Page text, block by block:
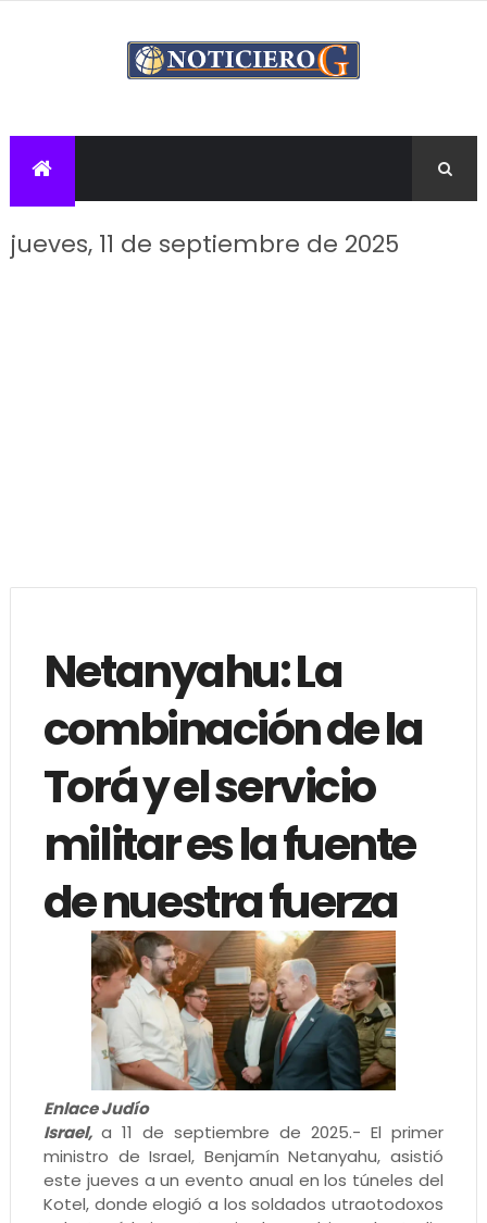
jueves, 11 de septiembre de 2025
Netanyahu: La
combinación de la
Torá y el servicio
militar es la fuente
de nuestra fuerza
Enlace Judío
Israel, a 11 de septiembre de 2025.- El primer
ministro de Israel, Benjamín Netanyahu, asistió
este jueves a un evento anual en los túneles del
Kotel, donde elogió a los soldados utraotodoxos